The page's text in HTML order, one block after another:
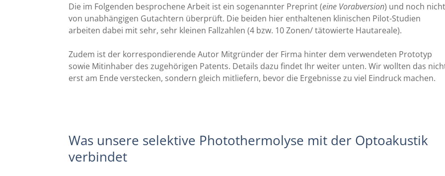
Die im Folgenden besprochene Arbeit ist ein sogenannter Preprint (eine Vorabversion) und noch nicht
von unabhängigen Gutachtern überprüft. Die beiden hier enthaltenen klinischen Pilot-Studien
arbeiten dabei mit sehr, sehr kleinen Fallzahlen (4 bzw. 10 Zonen/ tätowierte Hautareale).
Zudem ist der korrespondierende Autor Mitgründer der Firma hinter dem verwendeten Prototyp
sowie Mitinhaber des zugehörigen Patents. Details dazu findet Ihr weiter unten. Wir wollten das
erst am Ende verstecken, sondern gleich mitliefern, bevor die Ergebnisse zu viel Eindruck machen.
Was unsere selektive Photothermolyse mit der Optoakustik
verbindet